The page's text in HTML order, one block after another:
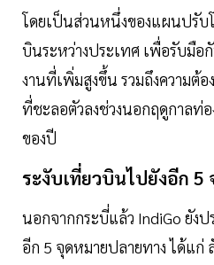
โดยเป็นส่วนหนึ่งของแผนปรับโ
บินระหว่างประเทศ เพื่อรับมือ
งานที่เพิ่มสูงขึ้น รวมถึงความต้อ
ที่ชะลอตัวลงช่วงนอกฤดูกาลท่อ
ของปี
ระงับเที่ยวบินไปยังอีก 5
นอกจากกระบี่แล้ว IndiGo ยังป
อีก 5 จุดหมายปลายทาง ได้แก่